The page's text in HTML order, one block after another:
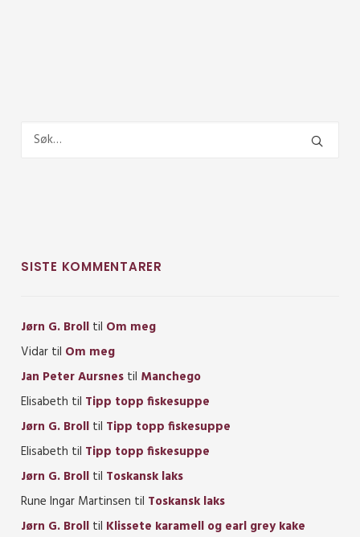
SISTE KOMMENTARER
Jørn G. Broll til Om meg
Vidar til Om meg
Jan Peter Aursnes til Manchego
Elisabeth til Tipp topp fiskesuppe
Jørn G. Broll til Tipp topp fiskesuppe
Elisabeth til Tipp topp fiskesuppe
Jørn G. Broll til Toskansk laks
Rune Ingar Martinsen til Toskansk laks
Jørn G. Broll til Klissete karamell og earl grey kake